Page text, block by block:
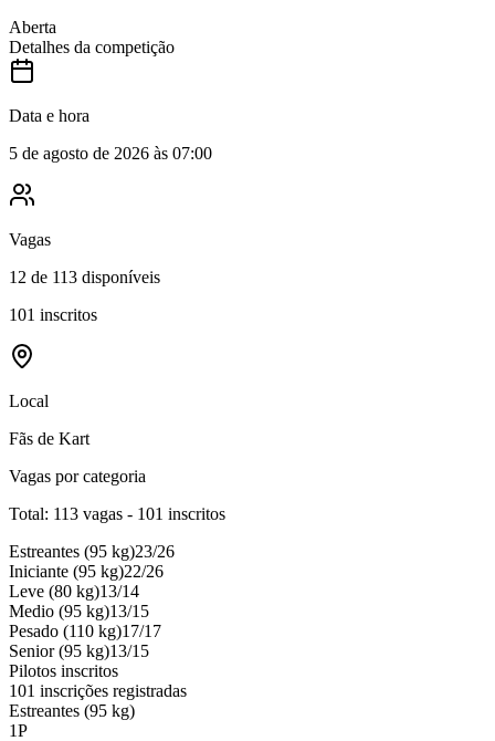
Aberta
Detalhes da competição
Data e hora
5 de agosto de 2026 às 07:00
Vagas
12 de 113 disponíveis
101 inscritos
Local
Fãs de Kart
Vagas por categoria
Total: 113 vagas - 101 inscritos
Estreantes (95 kg)23/26
Iniciante (95 kg)22/26
Leve (80 kg)13/14
Medio (95 kg)13/15
Pesado (110 kg)17/17
Senior(95 kg)13/15
Pilotos inscritos
101 inscrições registradas
Estreantes (95 kg)
1P